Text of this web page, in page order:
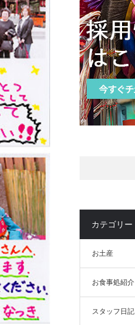
カテゴリー
お土産
お食事処紹介
スタッフ日記